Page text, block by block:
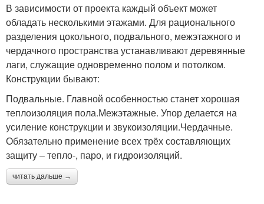
В зависимости от проекта каждый объект может
обладать несколькими этажами. Для рационального
разделения цокольного, подвального, межэтажного и
чердачного пространства устанавливают деревянные
лаги, служащие одновременно полом и потолком.
Конструкции бывают:
Подвальные. Главной особенностью станет хорошая
теплоизоляция пола.Межэтажные. Упор делается на
усиление конструкции и звукоизоляции.Чердачные.
Обязательно применение всех трёх составляющих
защиту – тепло-, паро, и гидроизоляций.
читать дальше →